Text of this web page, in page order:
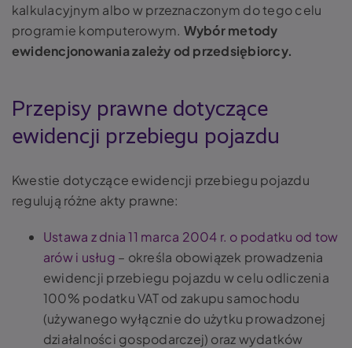
kalkulacyjnym albo w przeznaczonym do tego celu
programie komputerowym. Wybór metody
ewidencjonowania zależy od przedsiębiorcy.
Przepisy prawne dotyczące
ewidencji przebiegu pojazdu
Kwestie dotyczące ewidencji przebiegu pojazdu
regulują różne akty prawne:
Ustawa z dnia 11 marca 2004 r. o podatku od tow
arów i usług – określa obowiązek prowadzenia
ewidencji przebiegu pojazdu w celu odliczenia
100% podatku VAT od zakupu samochodu
(używanego wyłącznie do użytku prowadzonej
działalności gospodarczej) oraz wydatków